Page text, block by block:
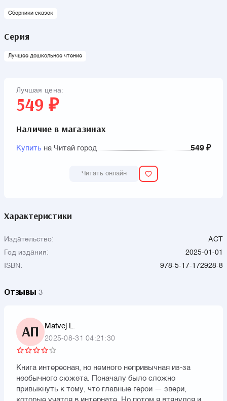
Сборники сказок
Серия
Лучшее дошкольное чтение
Лучшая цена:
549 ₽
Наличие в магазинах
Купить на Читай город 549 ₽
Читать онлайн
Характеристики
Издательство:
АСТ
Год издания:
2025-01-01
ISBN:
978-5-17-172928-8
Отзывы 3
АП Matvej L.
2025-08-31 04:21:30
Книга интересная, но немного непривычная из-за
необычного сюжета. Поначалу было сложно
привыкнуть к тому, что главные герои — звери,